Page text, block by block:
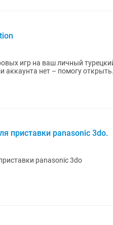
игр на ваш личный
приставки panasonic 3do.
panasonic 3do